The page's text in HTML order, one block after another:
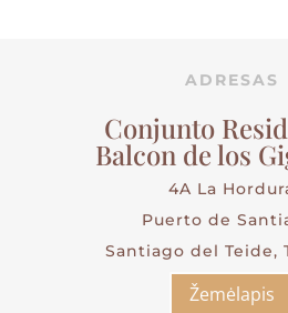
ADRESAS
Conjunto
Balcon de los
4A La
Puerto de
Santiago del Teide,
Žemėlapis